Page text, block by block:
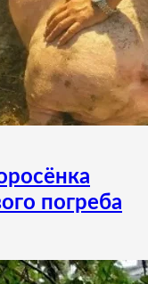
погреба